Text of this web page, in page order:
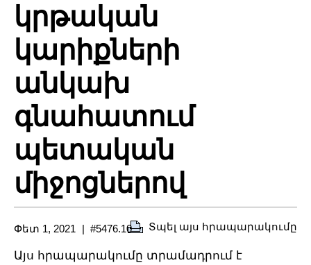
կրթական
կարիքների
անկախ
գնահատում
պետական
միջոցներով
Փետ 1, 2021 #5476.10 Տպել այս հրապարակումը
Այս հրապարակումը տրամադրում է